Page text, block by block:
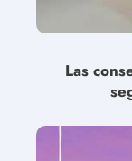
Las